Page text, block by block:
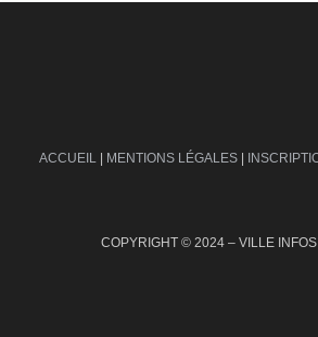
ACCUEIL | MENTIONS LÉGALES |
COPYRIGHT © 2024 – VILLE